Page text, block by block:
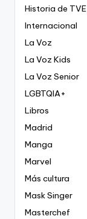
Historia de TVE
Internacional
La Voz
La Voz Kids
La Voz Senior
LGBTQIA+
Libros
Madrid
Manga
Marvel
Más cultura
Mask Singer
Masterchef